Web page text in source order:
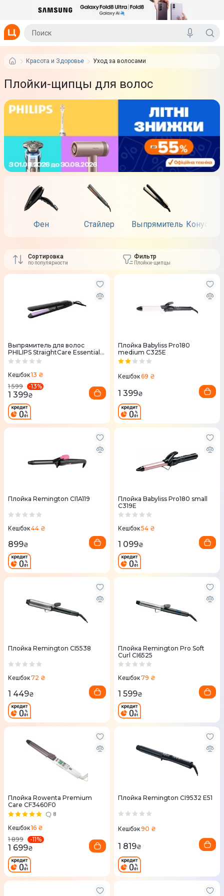
Красота и Здоровье Уход за волосами
Плойки-щипцы для волос
Фен Стайлер Выпрямитель
Сортировка
по популярности
Фильтр
Плойки-щипцы
Выпрямитель для волос
PHILIPS StraightCare Essential
BHS377/00
Кешбэк13 ₴
1 599
-13%
1 399₴
Плойка Babyliss Pro180
medium C325E
Кешбэк69 ₴
1 399₴
Плойка Remington CI1A119
Кешбэк44 ₴
899₴
Плойка Babyliss Pro180 small
C319E
Кешбэк54 ₴
1 099₴
Плойка Remington CI5538
Кешбэк72 ₴
1 449₴
Плойка Remington Pro Soft
Curl CI6525
Кешбэк79 ₴
1 599₴
Плойка Rowenta Premium
Care CF3460F0
8
Кешбэк16 ₴
1 899
-11%
1 699₴
Плойка Remington CI9532 E51
Кешбэк90 ₴
1 819₴